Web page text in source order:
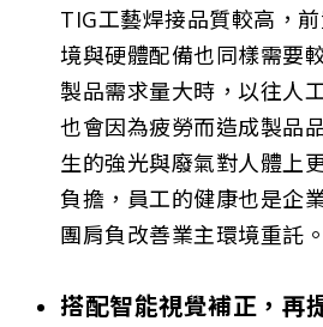
TIG工藝焊接品質較高，
境與硬體配備也同樣需要
製品需求量大時，以往人
也會因為疲勞而造成製品
生的強光與廢氣對人體上
負擔，員工的健康也是企
團肩負改善業主環境重託。
搭配智能視覺補正，再